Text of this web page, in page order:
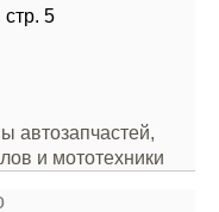
5
автозапчастей,
и мототехники